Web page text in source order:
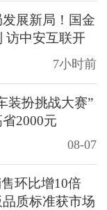
展新局！国金
访中安互联开
7小时前
装扮挑战大赛”
2000元
08-07
环比增10倍
质标准获市场